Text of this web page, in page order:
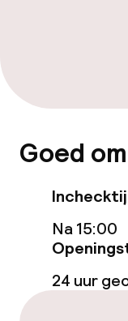
Entertainment
Terras
Eet- en
Goed
Na 15:00
24 uur